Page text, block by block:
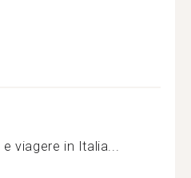
viagere in Italia...